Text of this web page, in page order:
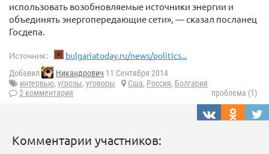
использовать возобновляемые источники энергии и
объединять энергопередающие сети», — сказал посланец
Госдепа.
Источник: bulgariatoday.ru/news/politics...
Добавил Никандрович 11 Сентября 2014
интервью, угрозы, уговоры Сша, Россия, Болгария
2 комментария
проблема (1)
Комментарии участников: